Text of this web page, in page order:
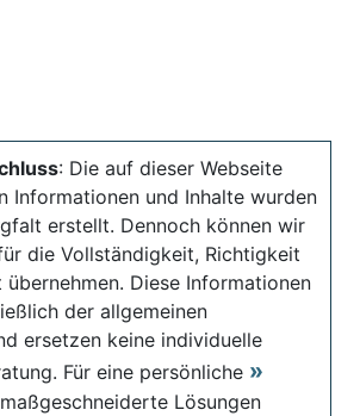
: Die auf dieser Webseite
Informationen und Inhalte wurden
erstellt. Dennoch können wir
die Vollständigkeit, Richtigkeit
Diese Informationen
der allgemeinen
ersetzen keine individuelle
Für eine persönliche
Lösungen